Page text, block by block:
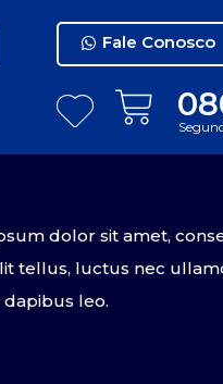
Fale Conosco
dolor sit amet,
tellus, luctus nec
leo.